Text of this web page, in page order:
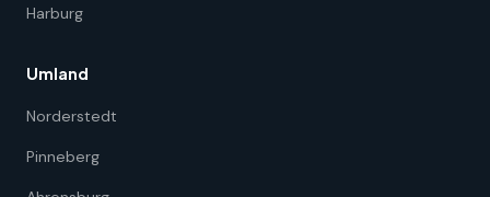
Harburg
Umland
Norderstedt
Pinneberg